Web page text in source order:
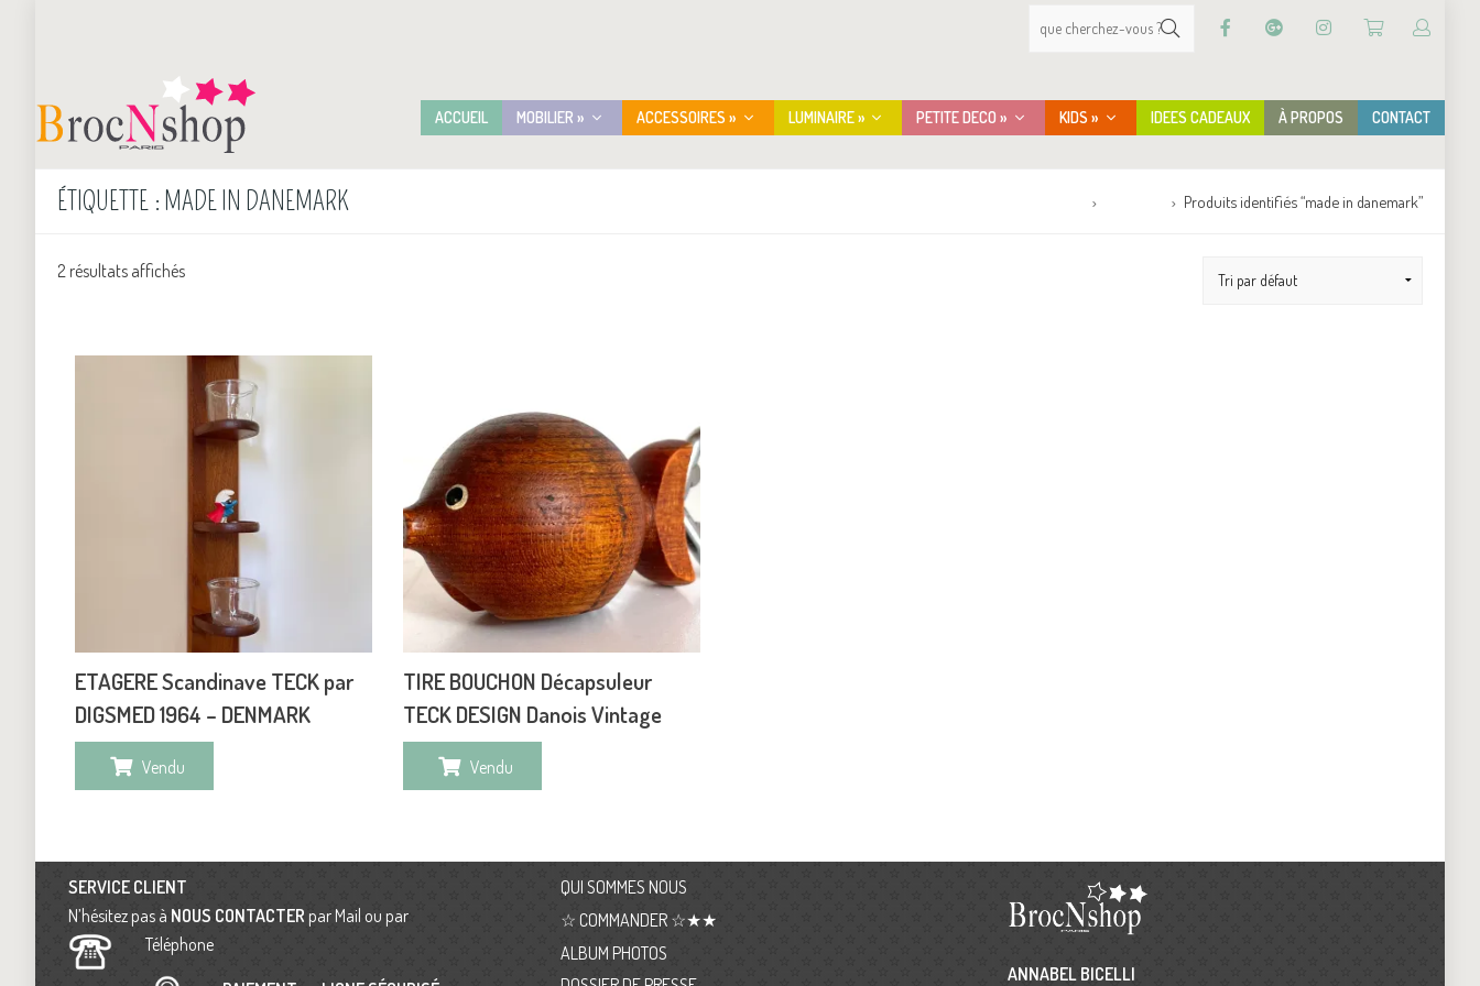
ACCUEIL MOBILIER » ACCESSOIRES » LUMINAIRE » PETITE DECO » KIDS » IDEES CADEAUX À PROPOS CONTACT
ÉTIQUETTE : MADE IN DANEMARK Produits identifiés “made in danemark”
2 résultats affichés
ETAGERE Scandinave TECK par
DIGSMED 1964 – DENMARK
Vendu
TIRE BOUCHON Décapsuleur
TECK DESIGN Danois Vintage
Vendu
SERVICE CLIENT
N’hésitez pas à NOUS CONTACTER par Mail ou par
Téléphone
QUI SOMMES NOUS
☆ COMMANDER ☆★★
ALBUM PHOTOS
ANNABEL BICELLI